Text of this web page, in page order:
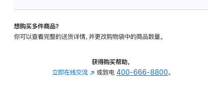
转
的
想购买多件商品？
你可以查看完整的送货详情，并更改购物袋中的商品数量。
获得购买帮助，
立即在线交流 (在 或致电 400-666-8800。